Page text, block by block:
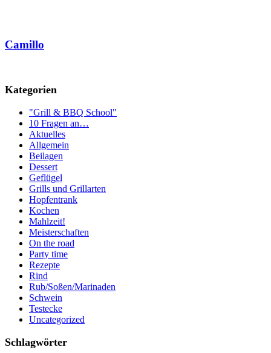
Camillo
Kategorien
"Grill & BBQ School"
10 Fragen an…
Aktuelles
Allgemein
Beilagen
Dessert
Geflügel
Grills und Grillarten
Hopfentrank
Kochen
Mahlzeit!
Meisterschaften
On the road
Party time
Rezepte
Rind
Rub/Soßen/Marinaden
Schwein
Testecke
Uncategorized
Schlagwörter